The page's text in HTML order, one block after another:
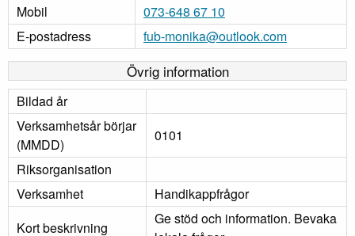
Mobil
073-648 67 10
E-postadress
fub-monika@outlook.com
Övrig information
Bildad år
Verksamhetsår börjar
(MMDD)
0101
Riksorganisation
Verksamhet
Handikappfrågor
Kort beskrivning
Ge stöd och information. Bevaka